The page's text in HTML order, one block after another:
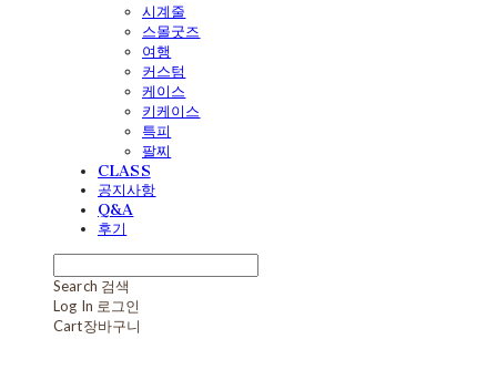
시계줄
스몰굿즈
여행
커스텀
케이스
키케이스
특피
팔찌
CLASS
공지사항
Q&A
후기
Search 검색
Log In 로그인
Cart장바구니